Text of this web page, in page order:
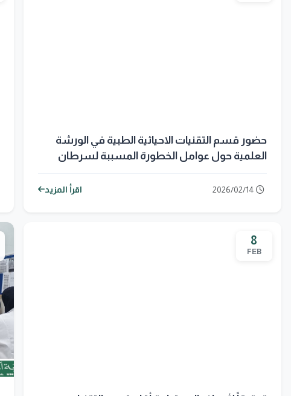
حضور قسم التقنيات الاحيائية الطبية في الورشة
العلمية حول عوامل الخطورة المسببة لسرطان
اقرأ المزيد
8
FEB